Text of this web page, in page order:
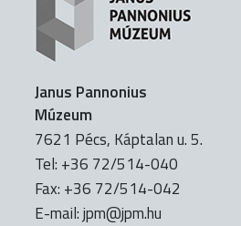
Janus Pannonius
Múzeum
7621 Pécs, Káptalan u. 5.
Tel: +36 72/514-040
Fax: +36 72/514-042
E-mail:uh.mpj@mpj